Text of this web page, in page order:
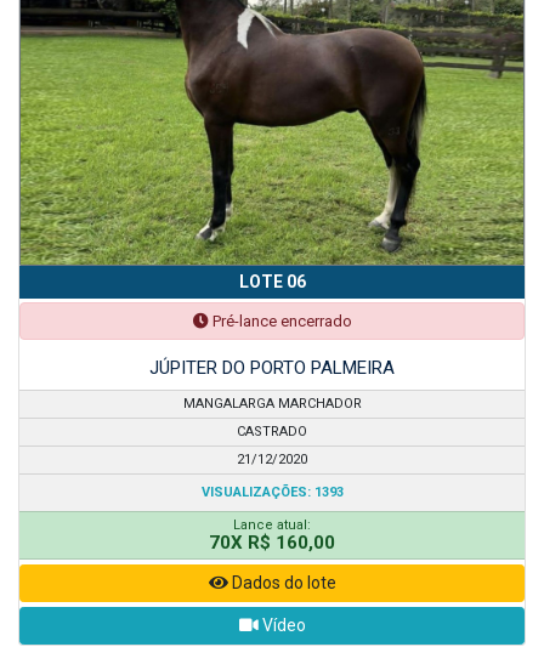
LOTE 06
Pré-lance encerrado
JÚPITER DO PORTO PALMEIRA
MANGALARGA MARCHADOR
CASTRADO
21/12/2020
VISUALIZAÇÕES: 1393
Lance atual:
70X R$ 160,00
Dados do lote
Vídeo